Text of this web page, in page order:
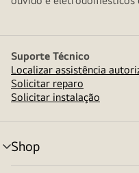
Suporte Técnico
Localizar assistência
Solicitar reparo
Solicitar instalação
Shop
alternar
menu